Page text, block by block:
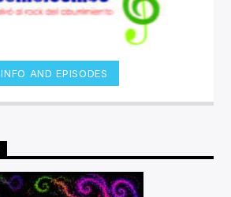
INFO AND EPISODES